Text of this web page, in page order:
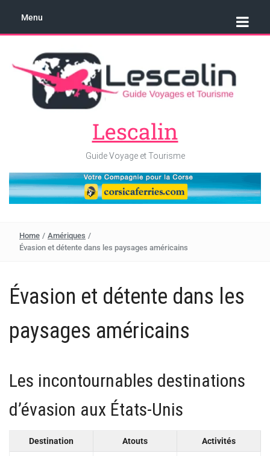
Menu
Lescalin
Guide Voyage et Tourisme
Home / Amériques /
Évasion et détente dans les paysages américains
Évasion et détente dans les
paysages américains
Les incontournables destinations
d’évasion aux États-Unis
Destination Atouts Activités